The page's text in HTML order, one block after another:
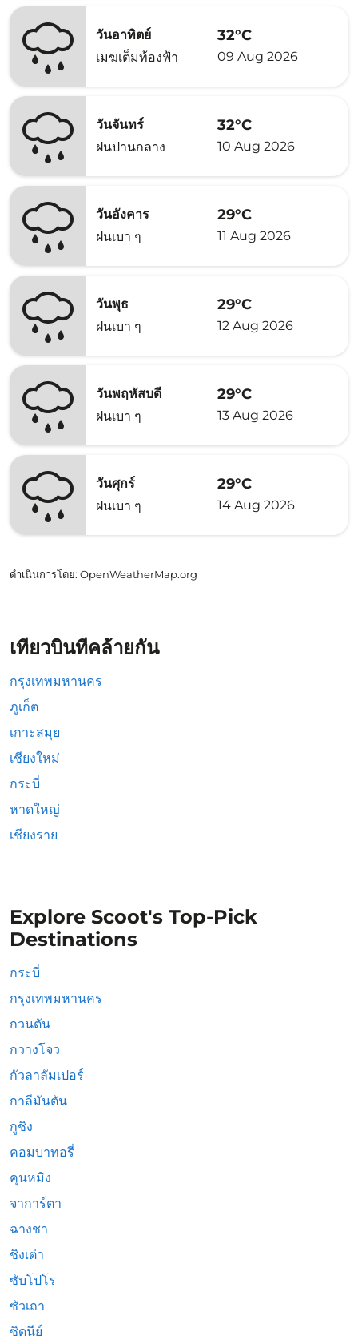
วันอาทิตย์
เมฆเต็มท้องฟ้า
32°C
09 Aug 2026
วันจันทร์
ฝนปานกลาง
32°C
10 Aug 2026
วันอังคาร
ฝนเบา ๆ
29°C
11 Aug 2026
วันพุธ
ฝนเบา ๆ
29°C
12 Aug 2026
วันพฤหัสบดี
ฝนเบา ๆ
29°C
13 Aug 2026
วันศุกร์
ฝนเบา ๆ
29°C
14 Aug 2026
ดำเนินการโดย: OpenWeatherMap.org
เที่ยวบินที่คล้ายกัน
กรุงเทพมหานคร
ภูเก็ต
เกาะสมุย
เชียงใหม่
กระบี่
หาดใหญ่
เชียงราย
Explore Scoot's Top-Pick
Destinations
กระบี่
กรุงเทพมหานคร
กวนตัน
กวางโจว
กัวลาลัมเปอร์
กาลีมันตัน
กูชิง
คอมบาทอรี่
คุนหมิง
จาการ์ตา
ฉางชา
ชิงเต่า
ซับโปโร
ซัวเถา
ซิดนีย์